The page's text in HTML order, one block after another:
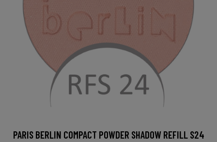
PARIS BERLIN COMPACT POWDER SHADOW REFILL S24